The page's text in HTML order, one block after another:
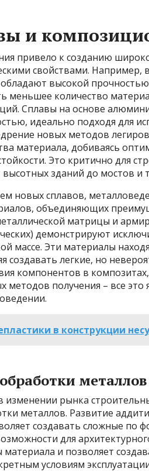
и
привело к созданию
свойствами. Например,
высокой
меньшее количество
Сплавы на основе
идеально подходя для
новых методов
материала, добиваясь
Это критично для
зданий до мостов и
новых сплавов,
объединяющих
матрицы и
демонстрируют
массе. Эти материалы
создавать легкие, но
компонентов в
методов получения – все
в конструкции
металлов
изменении рынка
металлов. Развитие
создавать сложные по
для
и позволяет
условиям